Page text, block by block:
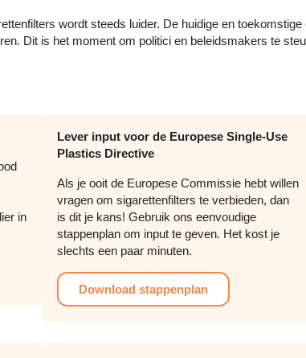
wordt steeds luider. De huidige en
Dit is het moment om politici en beleidsmakers te
in
Lever input voor de Europese Single-Use
Plastics Directive
Als je ooit de Europese Commissie hebt willen
vragen om sigarettenfilters te verbieden, dan
is dit je kans! Gebruik ons eenvoudige
stappenplan om input te geven. Het kost je
slechts een paar minuten.
Download stappenplan